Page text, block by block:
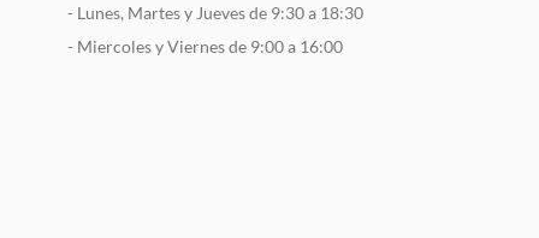
- Lunes, Martes y Jueves de 9:30 a 18:30
- Miercoles y Viernes de 9:00 a 16:00